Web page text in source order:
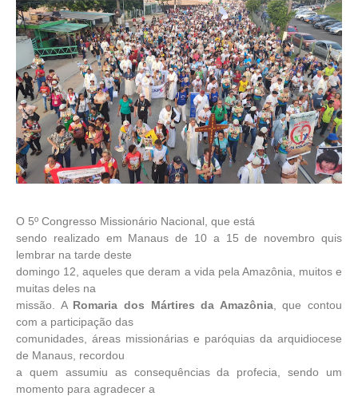
O 5º Congresso Missionário Nacional, que está
sendo realizado em Manaus de 10 a 15 de novembro quis
lembrar na tarde deste
domingo 12, aqueles que deram a vida pela Amazônia, muitos e
muitas deles na
missão. A Romaria dos Mártires da Amazônia, que contou
com a participação das
comunidades, áreas missionárias e paróquias da arquidiocese
de Manaus, recordou
a quem assumiu as consequências da profecia, sendo um
momento para agradecer a